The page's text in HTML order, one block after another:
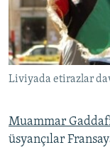
İNFOQRAFIKA
KARIKATURA
AZƏRBAYCAN
İSLAM VƏ
İZ - MƏDƏNIYYƏT
MISSIYAMIZ
PEŞƏ ETIKASI VƏ
AZADLIQRADIOSU
XƏBƏR
BIZI IZLƏ
RFE/RL-in
Liviyada etirazlar
Muammar
üsyançılar